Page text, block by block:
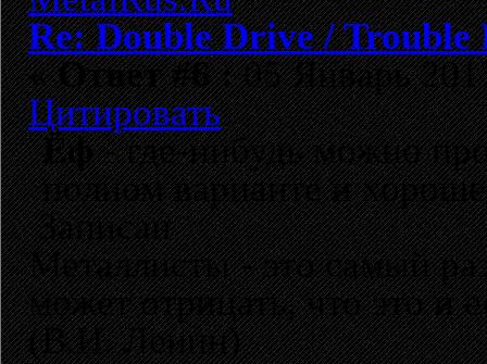
Re: Double Drive / Trouble
«Ответ #6 :05 Январь
Цитировать
Ёф- где-нибудь можно
полном варианте и
Записан
Металлисты - это самый
может отрицать, что это и
(В.И. Ленин)